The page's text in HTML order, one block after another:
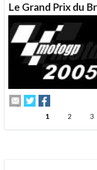
Le Grand Prix du
Envoyer
cet
un
Partager
sur
Twitter
sur
Facebook
1 2 3